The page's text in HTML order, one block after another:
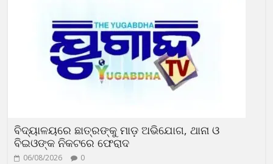
ବିଦ୍ୟାଳୟରେ ଛାତ୍ରଙ୍କୁ ମାଡ଼ ଅଭିଯୋଗ, ଥାନା ଓ
ବିଇଓଙ୍କ ନିକଟରେ ଫେରାଦ
06/08/2026 0